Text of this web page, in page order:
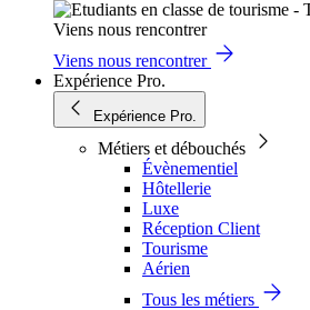
Viens nous rencontrer
Viens nous rencontrer
Expérience Pro.
Expérience Pro.
Métiers et débouchés
Évènementiel
Hôtellerie
Luxe
Réception Client
Tourisme
Aérien
Tous les métiers